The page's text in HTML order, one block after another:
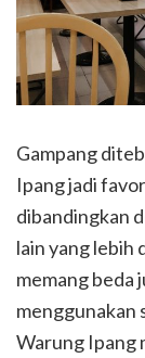
Gampang
Ipang jadi
dibandingkan
lain yang lebih
memang beda
menggunakan
Warung Ipang